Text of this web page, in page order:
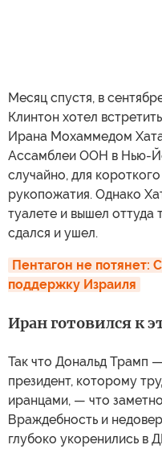
Месяц спустя, в
Клинтон хотел
Ирана Мохаммедом
Ассамблеи ООН в Нью-
случайно, для
рукопожатия. Однако
туалете и вышел оттуда
сдался и ушел.
Пентагон не
поддержку Израиля
Иран готовился к
Так что Дональд Трамп
президент, которому
иранцами, — что
Враждебность и
глубоко укоренились в